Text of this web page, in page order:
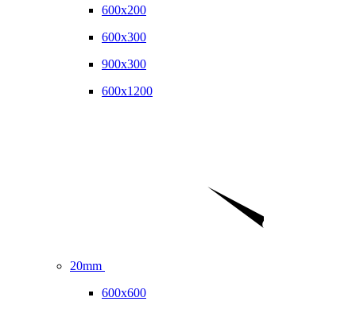
600x200
600x300
900x300
600x1200
20mm
600x600